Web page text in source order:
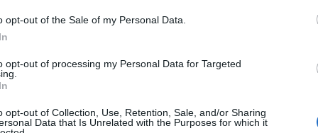
opt-out of the Sale of my Personal Data.
opt-out of processing my Personal Data for Targeted
opt-out of Collection, Use, Retention, Sale, and/or Sharing
Data that Is Unrelated with the Purposes for which it
των Στενών του Ορμούζ έως ότου
της